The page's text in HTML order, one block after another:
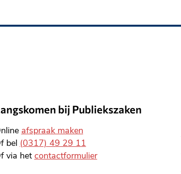
bij Publiekszaken
afspraak maken
bel (0317) 49 29 11
via het contactformulier